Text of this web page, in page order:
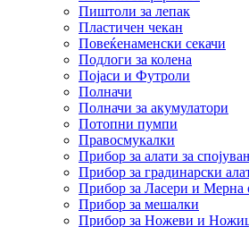
Пиштоли за лепак
Пластичен чекан
Повеќенаменски секачи
Подлоги за колена
Појаси и Футроли
Полначи
Полначи за акумулатори
Потопни пумпи
Правосмукалки
Прибор за алати за
Прибор за градинарски
Прибор за Ласери и Мерна
Прибор за мешалки
Прибор за Ножеви и